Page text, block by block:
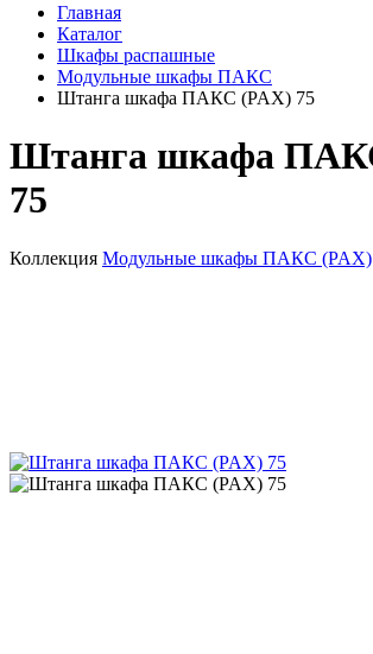
Главная
Каталог
Шкафы распашные
Модульные шкафы ПАКС
Штанга шкафа ПАКС (PAX) 75
Штанга шкафа
75
Коллекция Модульные шкафы ПАКС (PAX)